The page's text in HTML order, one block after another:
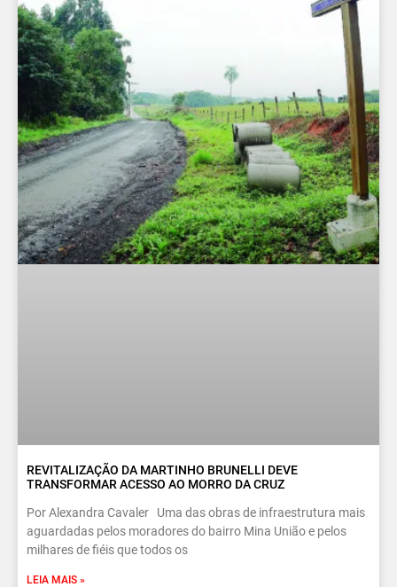
REVITALIZAÇÃO DA MARTINHO BRUNELLI DEVE
TRANSFORMAR ACESSO AO MORRO DA CRUZ
Por Alexandra Cavaler Uma das obras de infraestrutura mais
aguardadas pelos moradores do bairro Mina União e pelos
milhares de fiéis que todos os
LEIA MAIS »